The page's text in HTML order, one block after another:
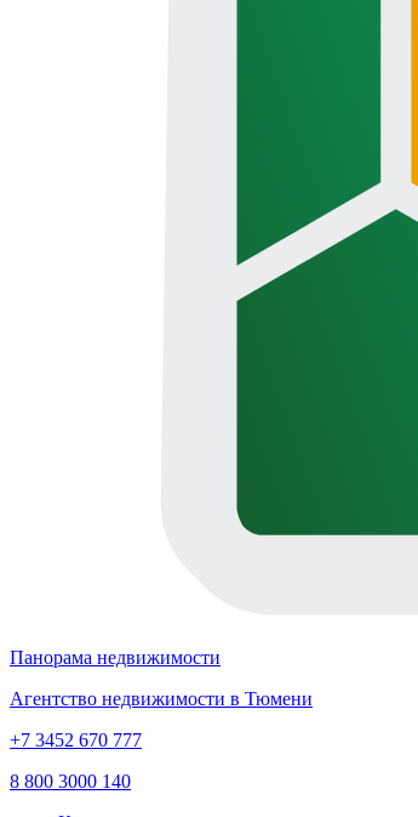
Панорама недвижимости
Агентство недвижимости в Тюмени
+7 3452 670 777
8 800 3000 140